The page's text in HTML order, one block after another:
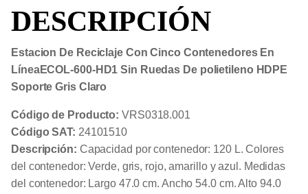
Sin
Ruedas
De
HDPE
Soporte
Gris
Claro
DESCRIPCIÓN
Estacion De Reciclaje Con Cinco Contenedores En
LíneaECOL-600-HD1 Sin Ruedas De polietileno HDPE
Soporte Gris Claro
Código de Producto: VRS0318.001
Código SAT: 24101510
Descripción: Capacidad por contenedor: 120 L. Colores
del contenedor: Verde, gris, rojo, amarillo y azul. Medidas
del contenedor: Largo 47.0 cm. Ancho 54.0 cm. Alto 94.0